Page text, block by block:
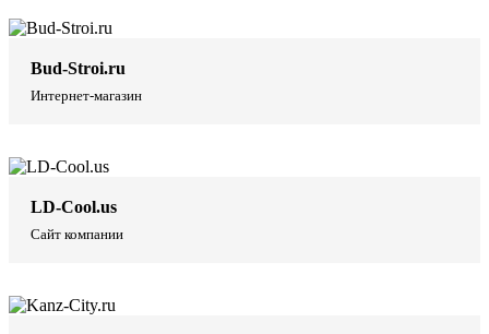
Bud-Stroi.ru
Интернет-магазин
LD-Cool.us
Сайт компании